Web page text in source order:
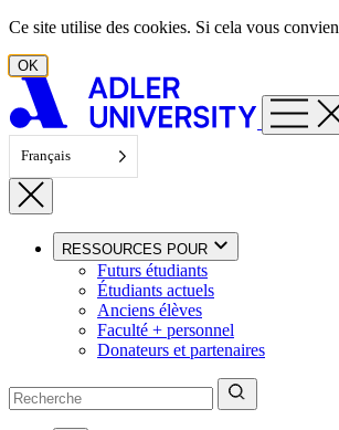
Aller au contenu
Ce site utilise des cookies. Si cela vous
OK
Français
RESSOURCES POUR
Futurs étudiants
Étudiants actuels
Anciens élèves
Faculté + personnel
Donateurs et partenaires